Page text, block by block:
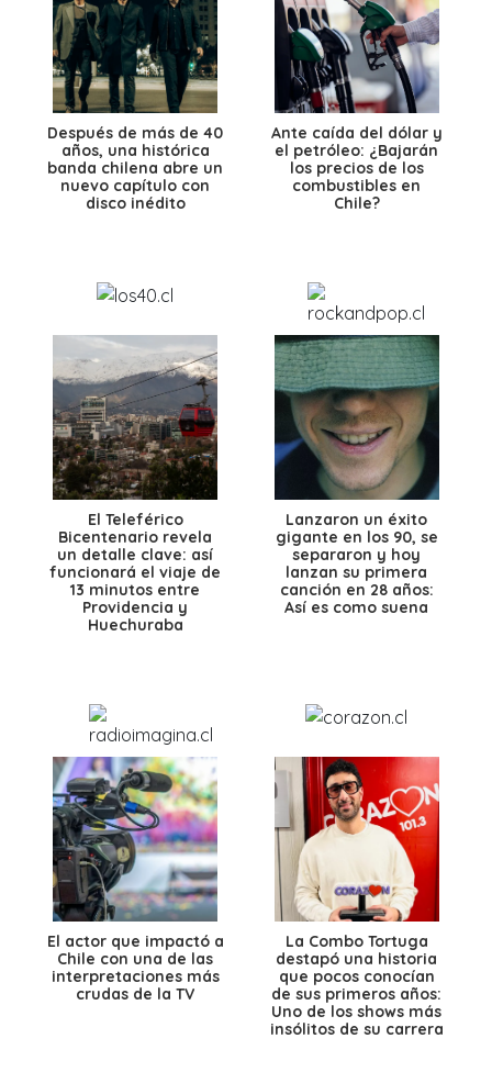
Después de más de 40
años, una histórica
banda chilena abre un
nuevo capítulo con
disco inédito
Ante caída del dólar y
el petróleo: ¿Bajarán
los precios de los
combustibles en
Chile?
El Teleférico
Bicentenario revela
un detalle clave: así
funcionará el viaje de
13 minutos entre
Providencia y
Huechuraba
Lanzaron un éxito
gigante en los 90, se
separaron y hoy
lanzan su primera
canción en 28 años:
Así es como suena
El actor que impactó a
Chile con una de las
interpretaciones más
crudas de la TV
La Combo Tortuga
destapó una historia
que pocos conocían
de sus primeros años:
Uno de los shows más
insólitos de su carrera